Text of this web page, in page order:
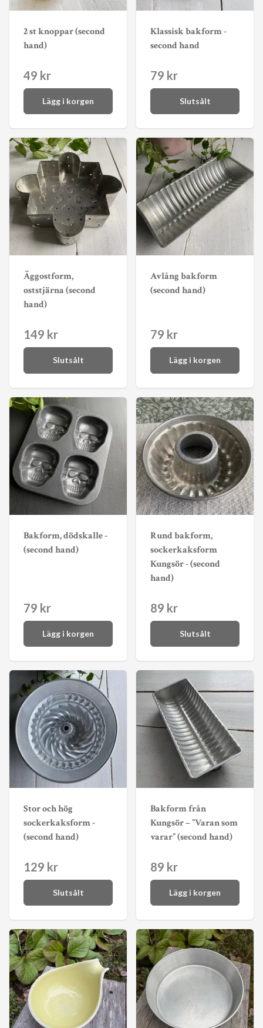
2 st knoppar (second
hand)
49 kr
Lägg i korgen
Klassisk bakform -
second hand
79 kr
Slutsålt
Äggostform,
oststjärna (second
hand)
149 kr
Slutsålt
Avlång bakform
(second hand)
79 kr
Lägg i korgen
Bakform, dödskalle -
(second hand)
79 kr
Lägg i korgen
Rund bakform,
sockerkaksform
Kungsör - (second
hand)
89 kr
Slutsålt
Stor och hög
sockerkaksform -
(second hand)
129 kr
Slutsålt
Bakform från
Kungsör – ”Varan som
varar” (second hand)
89 kr
Lägg i korgen